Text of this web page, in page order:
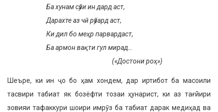
Ба хунам сӯзи ин дард аст,
Дарахте аз чӣ рӯзард аст,
Ки дил бо меҳр парвардаст,
Ба армон вақти гул мирад…
(«Достони роҳ»)
Шеъре, ки ин ҷо бо ҳам хондем, дар иртибот ба масоили
тасвири табиат як бозёфти тозаи ҳунарист, ки аз тағйири
зовияи тафаккури шоири имрӯз ба табиат дарак медиҳад ва